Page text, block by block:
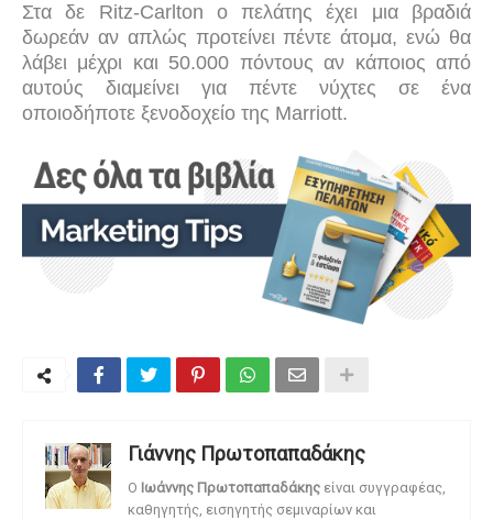
Στα δε Ritz-Carlton
ο πελάτης έχει μια βραδιά
δωρεάν αν απλώς προτείνει πέντε άτομα, ενώ θα
λάβει μέχρι και 50.000 πόντους αν κάποιος από
αυτούς διαμείνει για πέντε νύχτες σε ένα
οποιοδήποτε ξενοδοχείο της Marriott.
Γιάννης Πρωτοπαπαδάκης
O Ιωάννης Πρωτοπαπαδάκης είναι συγγραφέας,
καθηγητής, εισηγητής σεμιναρίων και